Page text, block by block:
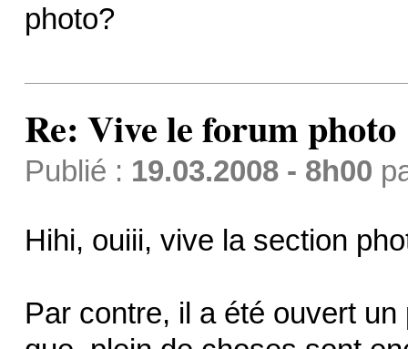
photo?
Re: Vive le forum photo
Publié : 19.03.2008 - 8h00
Hihi, ouiii, vive la section
Par contre, il a été ouvert